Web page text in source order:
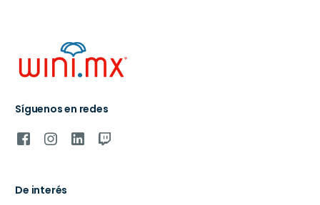
Síguenos en redes
De interés